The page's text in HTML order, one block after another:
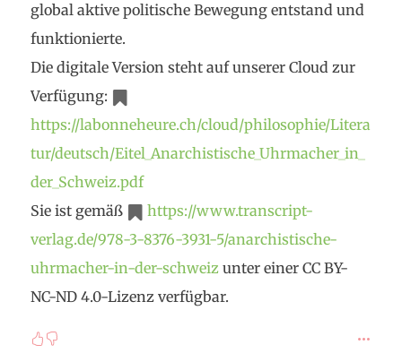
global aktive politische Bewegung entstand und
funktionierte.
Die digitale Version steht auf unserer Cloud zur
Verfügung:
https://labonneheure.ch/cloud/philosophie/Litera
tur/deutsch/Eitel_Anarchistische_Uhrmacher_in_
der_Schweiz.pdf
Sie ist gemäß
https://www.transcript-
verlag.de/978-3-8376-3931-5/anarchistische-
uhrmacher-in-der-schweiz unter einer CC BY-
NC-ND 4.0-Lizenz verfügbar.